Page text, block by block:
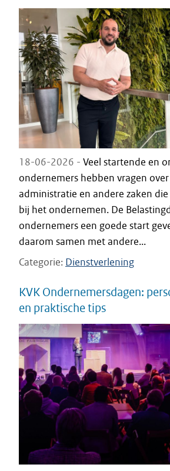
18-06-2026 - Veel startende en
ondernemers hebben vragen
administratie en andere zaken
bij het ondernemen. De
ondernemers een goede start
daarom samen met andere...
Categorie Dienstverlening
KVK Ondernemersdagen:
en praktische tips